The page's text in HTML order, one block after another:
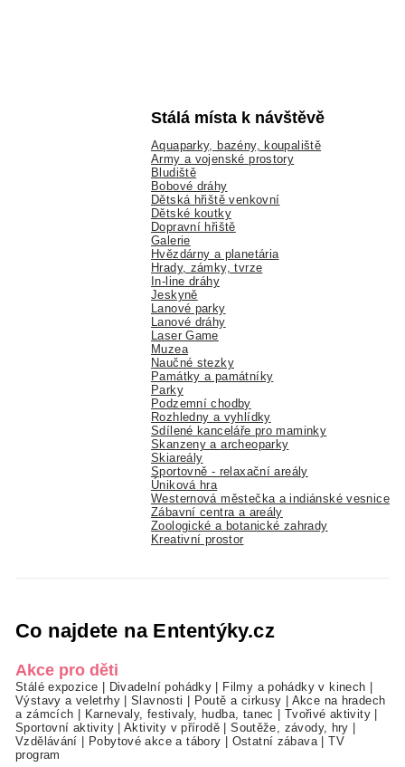
Stálá místa k návštěvě
Aquaparky, bazény, koupaliště
Army a vojenské prostory
Bludiště
Bobové dráhy
Dětská hřiště venkovní
Dětské koutky
Dopravní hřiště
Galerie
Hvězdárny a planetária
Hrady, zámky, tvrze
In-line dráhy
Jeskyně
Lanové parky
Lanové dráhy
Laser Game
Muzea
Naučné stezky
Památky a památníky
Parky
Podzemní chodby
Rozhledny a vyhlídky
Sdílené kanceláře pro maminky
Skanzeny a archeoparky
Skiareály
Sportovně - relaxační areály
Úniková hra
Westernová městečka a indiánské vesnice
Zábavní centra a areály
Zoologické a botanické zahrady
Kreativní prostor
Co najdete na Ententýky.cz
Akce pro děti
Stálé expozice | Divadelní pohádky | Filmy a pohádky v kinech |
Výstavy a veletrhy|Slavnosti | Poutě a cirkusy | Akce na hradech
a zámcích | Karnevaly, festivaly, hudba, tanec | Tvořivé aktivity |
Sportovní aktivity|Aktivity v přírodě |Soutěže, závody, hry |
Vzdělávání | Pobytové akce a tábory | Ostatní zábava |TV
program